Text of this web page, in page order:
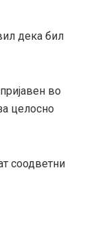
дека бил
во
целосно
соодветни